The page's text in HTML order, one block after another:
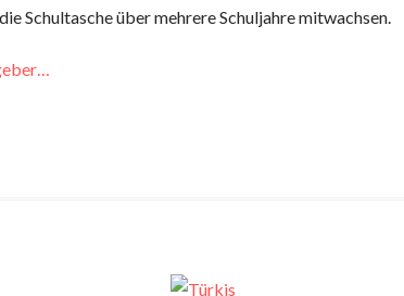
Schultasche über mehrere Schuljahre mitwachsen.